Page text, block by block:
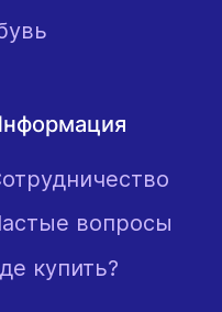
вопросы
купить?